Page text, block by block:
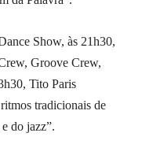
Show, às 21h30,
Groove Crew,
Tito Paris
tradicionais de
do jazz”.